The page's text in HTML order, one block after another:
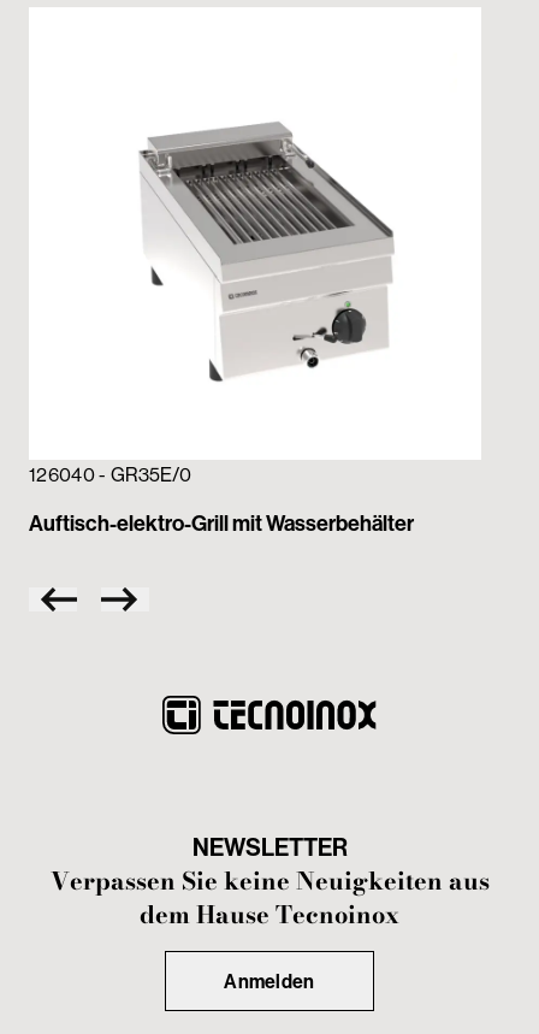
126040 - GR35E/0
Auftisch-elektro-Grill mit Wasserbehälter
NEWSLETTER
Verpassen Sie keine Neuigkeiten aus
dem Hause Tecnoinox
Anmelden